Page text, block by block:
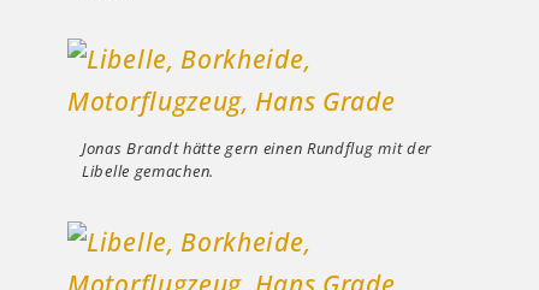
Jonas Brandt hätte gern einen Rundflug mit der
Libelle gemachen.